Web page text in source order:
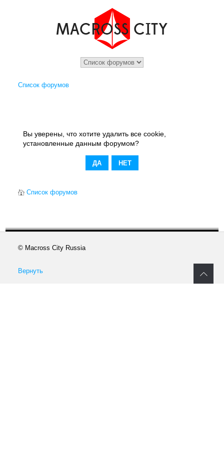
Список форумов
Вы уверены, что хотите удалить все cookie,
установленные данным форумом?
Список форумов
© Macross City Russia
Вернуть